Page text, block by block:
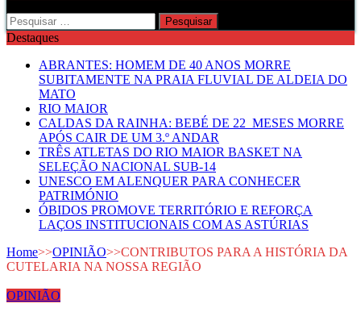
Pesquisar
por:
Destaques
ABRANTES: HOMEM DE 40 ANOS MORRE
SUBITAMENTE NA PRAIA FLUVIAL DE ALDEIA DO
MATO
RIO MAIOR
CALDAS DA RAINHA: BEBÉ DE 22 MESES MORRE
APÓS CAIR DE UM 3.º ANDAR
TRÊS ATLETAS DO RIO MAIOR BASKET NA
SELEÇÃO NACIONAL SUB-14
UNESCO EM ALENQUER PARA CONHECER
PATRIMÓNIO
ÓBIDOS PROMOVE TERRITÓRIO E REFORÇA
LAÇOS INSTITUCIONAIS COM AS ASTÚRIAS
Home>>OPINIÃO>>CONTRIBUTOS PARA A HISTÓRIA DA
CUTELARIA NA NOSSA REGIÃO
OPINIÃO